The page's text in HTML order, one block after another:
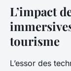
L’impact
tourisme
L’essor des